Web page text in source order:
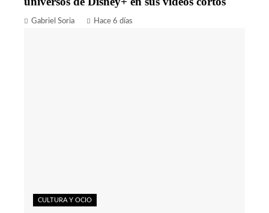
Gabriel Soria Hace 6 días
CULTURA Y OCIO